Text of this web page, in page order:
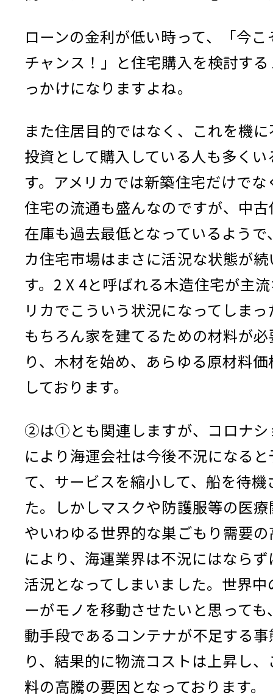
ローンの金利が低い時って、「今こ
チャンス！」と住宅購入を検討す
っかけになりますよね。
また住居目的ではなく、これを機
投資として購入している人も多くい
す。アメリカでは新築住宅だけでな
住宅の流通も盛んなのですが、中
在庫も過去最低となっているようで
カ住宅市場はまさに活況な状態が
す。2 X 4と呼ばれる木造住宅が主
リカでこういう状況になってしまっ
もちろん家を建てるための材料が
り、木材を始め、あらゆる原材料
しております。
②は①とも関連しますが、コロナシ
により海運会社は今後不況になる
て、サービスを縮小して、船を待機
た。しかしマスクや防護服等の医
やいわゆる世界的な巣ごもり需要
により、海運業界は不況にはなら
活況となってしまいました。世界中
ーがモノを移動させたいと思っても
動手段であるコンテナが不足する事
り、結果的に物流コストは上昇し
料の高騰の要因となっております。